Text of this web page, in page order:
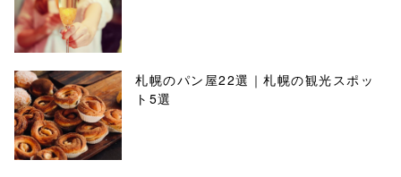
札幌のパン屋22選｜札幌の観光スポッ
ト5選